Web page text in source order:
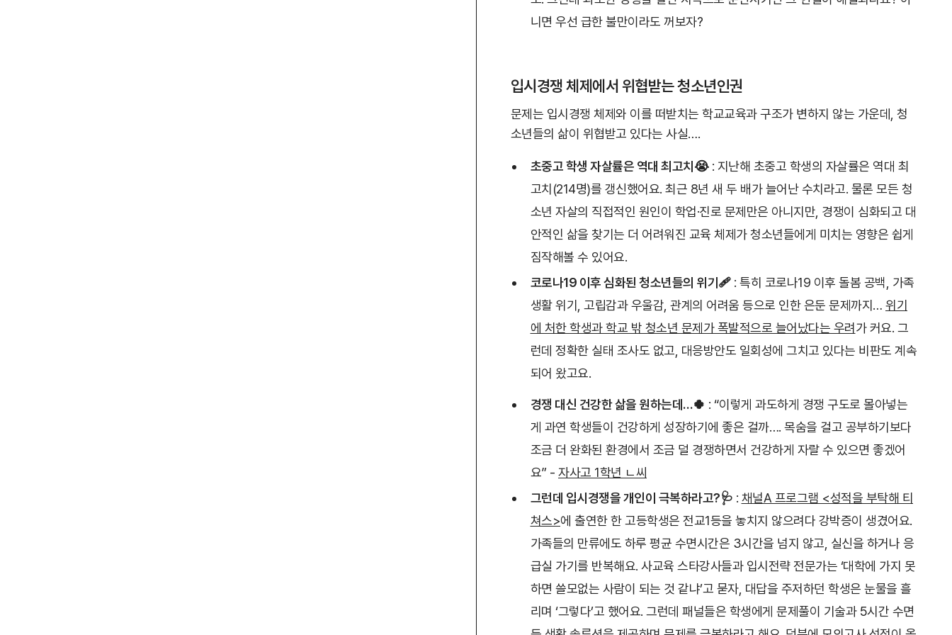
니면 우선 급한 불만이라도 꺼보자?
입시경쟁 체제에서 위협받는 청소년인권
문제는 입시경쟁 체제와 이를 떠받치는 학교교육과 구조가 변하지 않는 가운데, 청
소년들의 삶이 위협받고 있다는 사실….
초중고 학생 자살률은 역대 최고치😭: 지난해 초중고 학생의 자살률은 역대 최
고치(214명)를 갱신했어요. 최근 8년 새 두 배가 늘어난 수치라고. 물론 모든 청
소년 자살의 직접적인 원인이 학업·진로 문제만은 아니지만, 경쟁이 심화되고 대
안적인 삶을 찾기는 더 어려워진 교육 체제가 청소년들에게 미치는 영향은 쉽게
짐작해볼 수 있어요.
코로나19 이후 심화된 청소년들의 위기🩹: 특히 코로나19 이후 돌봄 공백, 가족
생활 위기, 고립감과 우울감, 관계의 어려움 등으로 인한 은둔 문제까지… 위기
에 처한 학생과 학교 밖 청소년 문제가 폭발적으로 늘어났다는 우려 가 커요. 그
런데 정확한 실태 조사도 없고, 대응방안도 일회성에 그치고 있다는 비판도 계속
되어 왔고요.
경쟁 대신 건강한 삶을 원하는데…🍀 : “이렇게 과도하게 경쟁 구도로 몰아넣는
게 과연 학생들이 건강하게 성장하기에 좋은 걸까…. 목숨을 걸고 공부하기보다
조금 더 완화된 환경에서 조금 덜 경쟁하면서 건강하게 자랄 수 있으면 좋겠어
요” - 자사고 1학년 ㄴ씨
그런데 입시경쟁을 개인이 극복하라고?🩺 : 채널A 프로그램 <성적을 부탁해 티
쳐스>에 출연한 한 고등학생은 전교1등을 놓치지 않으려다 강박증이 생겼어요.
가족들의 만류에도 하루 평균 수면시간은 3시간을 넘지 않고, 실신을 하거나 응
급실 가기를 반복해요. 사교육 스타강사들과 입시전략 전문가는 ‘대학에 가지 못
하면 쓸모없는 사람이 되는 것 같냐’고 묻자, 대답을 주저하던 학생은 눈물을 흘
리며 ‘그렇다’고 했어요. 그런데 패널들은 학생에게 문제풀이 기술과 5시간 수면